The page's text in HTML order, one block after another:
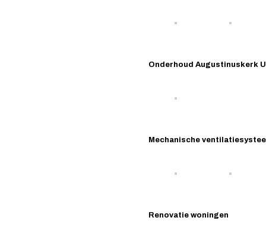
Onderhoud Augustinuskerk
Mechanische
Renovatie woningen